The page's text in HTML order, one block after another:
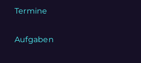
Termine
Aufgaben